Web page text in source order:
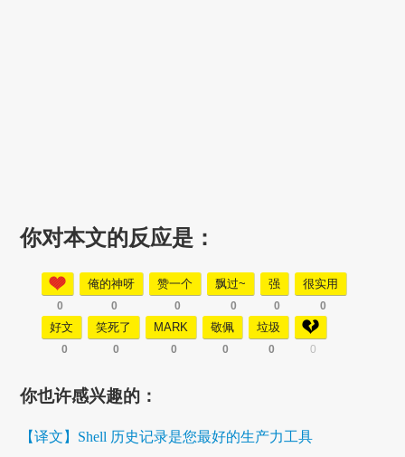
你对本文的反应是：
0
俺的神呀
0
赞一个
0
飘过~
0
强
0
很实用
0
好文
0
笑死了
0
MARK
0
敬佩
0
垃圾
0 0
你也许感兴趣的：
【译文】Shell 历史记录是您最好的生产力工具